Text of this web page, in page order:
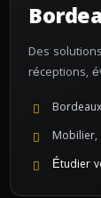
Des
réceptions,
Étudier